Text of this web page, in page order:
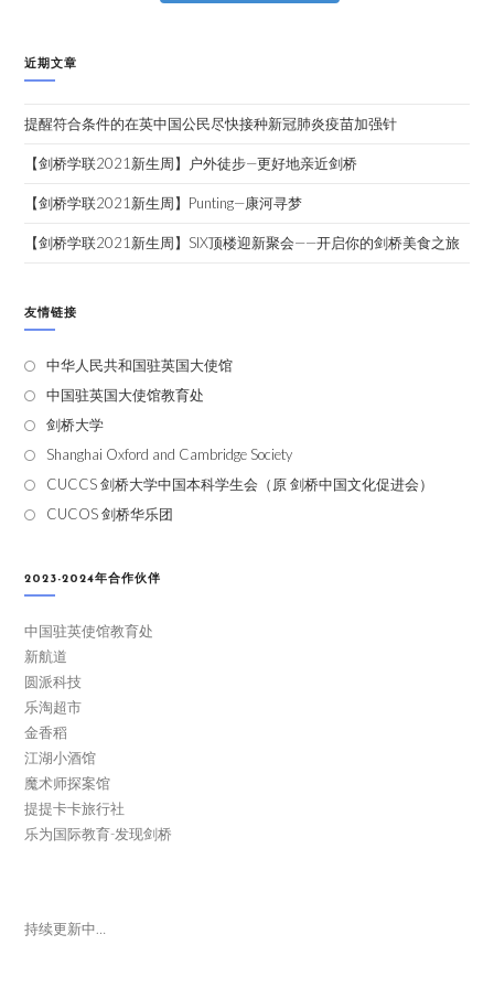
近期文章
提醒符合条件的在英中国公民尽快接种新冠肺炎疫苗加强针
【剑桥学联2021新生周】户外徒步—更好地亲近剑桥
【剑桥学联2021新生周】Punting—康河寻梦
【剑桥学联2021新生周】SIX顶楼迎新聚会——开启你的剑桥美食之旅
友情链接
中华人民共和国驻英国大使馆
中国驻英国大使馆教育处
剑桥大学
Shanghai Oxford and Cambridge Society
CUCCS 剑桥大学中国本科学生会（原 剑桥中国文化促进会）
CUCOS 剑桥华乐团
2023-2024年合作伙伴
中国驻英使馆教育处
新航道
圆派科技
乐淘超市
金香稻
江湖小酒馆
魔术师探案馆
提提卡卡旅行社
乐为国际教育-发现剑桥
持续更新中…